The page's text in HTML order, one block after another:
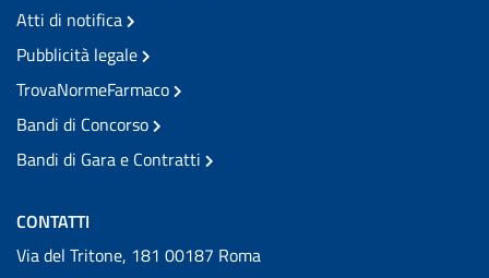
Atti di notifica
Pubblicità legale
TrovaNormeFarmaco
Bandi di Concorso
Bandi di Gara e Contratti
CONTATTI
Via del Tritone, 181 00187 Roma